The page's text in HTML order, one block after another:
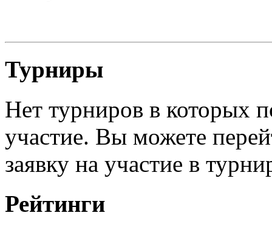
Турниры
Нет турниров в которых
участие. Вы можете
заявку на участие в
Рейтинги